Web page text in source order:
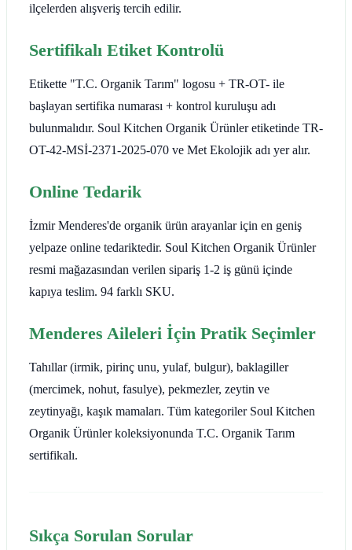
ilçelerden alışveriş tercih edilir.
Sertifikalı Etiket Kontrolü
Etikette "T.C. Organik Tarım" logosu + TR-OT- ile
başlayan sertifika numarası + kontrol kuruluşu adı
bulunmalıdır. Soul Kitchen Organik Ürünler etiketinde TR-
OT-42-MSİ-2371-2025-070 ve Met Ekolojik adı yer alır.
Online Tedarik
İzmir Menderes'de organik ürün arayanlar için en geniş
yelpaze online tedariktedir. Soul Kitchen Organik Ürünler
resmi mağazasından verilen sipariş 1-2 iş günü içinde
kapıya teslim. 94 farklı SKU.
Menderes Aileleri İçin Pratik Seçimler
Tahıllar (irmik, pirinç unu, yulaf, bulgur), baklagiller
(mercimek, nohut, fasulye), pekmezler, zeytin ve
zeytinyağı, kaşık mamaları. Tüm kategoriler Soul Kitchen
Organik Ürünler koleksiyonunda T.C. Organik Tarım
sertifikalı.
Sıkça Sorulan Sorular